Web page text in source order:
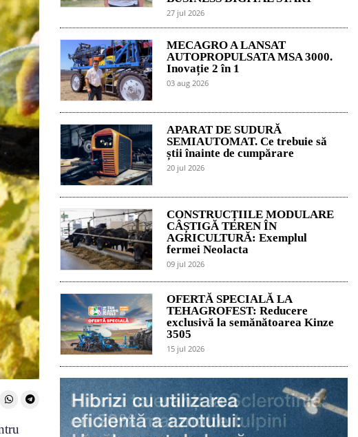
27 jul 2026
MECAGRO A LANSAT
AUTOPROPULSATA MSA 3000.
Inovație 2 în 1
03 aug 2026
APARAT DE SUDURĂ
SEMIAUTOMAT. Ce trebuie să
știi înainte de cumpărare
20 jul 2026
CONSTRUCȚIILE MODULARE
CÂȘTIGĂ TEREN ÎN
AGRICULTURĂ: Exemplul
fermei Neolacta
09 jul 2026
OFERTĂ SPECIALĂ LA
TEHAGROFEST: Reducere
exclusivă la semănătoarea Kinze
3505
15 jul 2026